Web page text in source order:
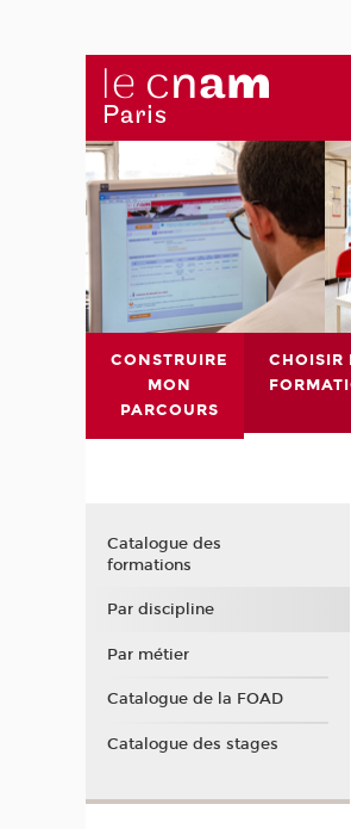
CONSTRUIRE
MON
PARCOURS
CHOISIR
Catalogue des
formations
Par discipline
Par métier
Catalogue de la FOAD
Catalogue des stages